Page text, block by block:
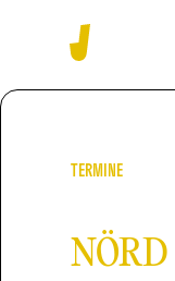
TERMINE
NÖRD